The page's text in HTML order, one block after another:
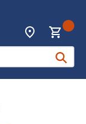
Localisateur